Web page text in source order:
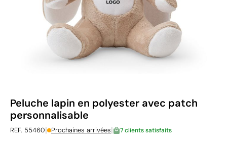
Peluche lapin en polyester avec patch
personnalisable
REF. 55460| Prochaines arrivées| 7 clients satisfaits